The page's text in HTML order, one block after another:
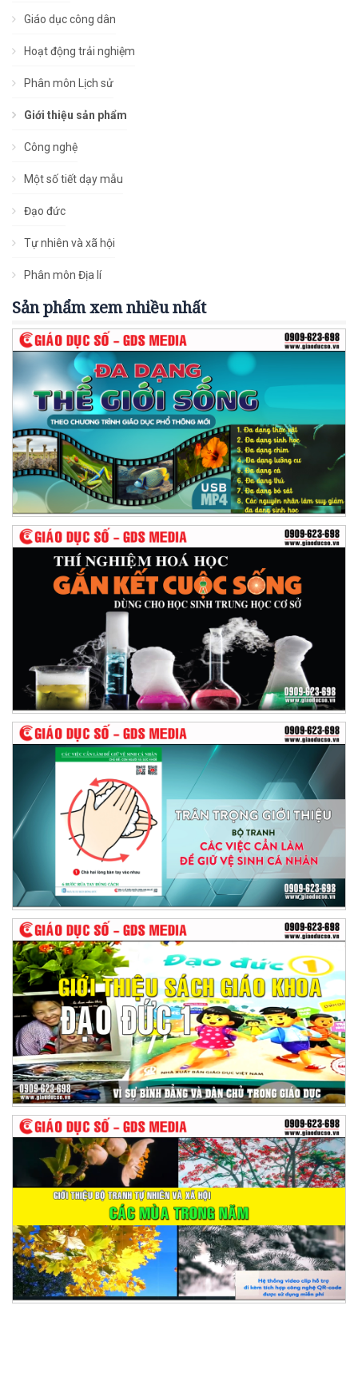
Giáo dục công dân
Hoạt động trải nghiệm
Phân môn Lịch sử
Giới thiệu sản phẩm
Công nghệ
Một số tiết dạy mẫu
Đạo đức
Tự nhiên và xã hội
Phân môn Địa lí
Sản phẩm xem nhiều nhất